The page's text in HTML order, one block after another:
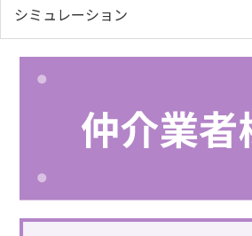
シミュレーション